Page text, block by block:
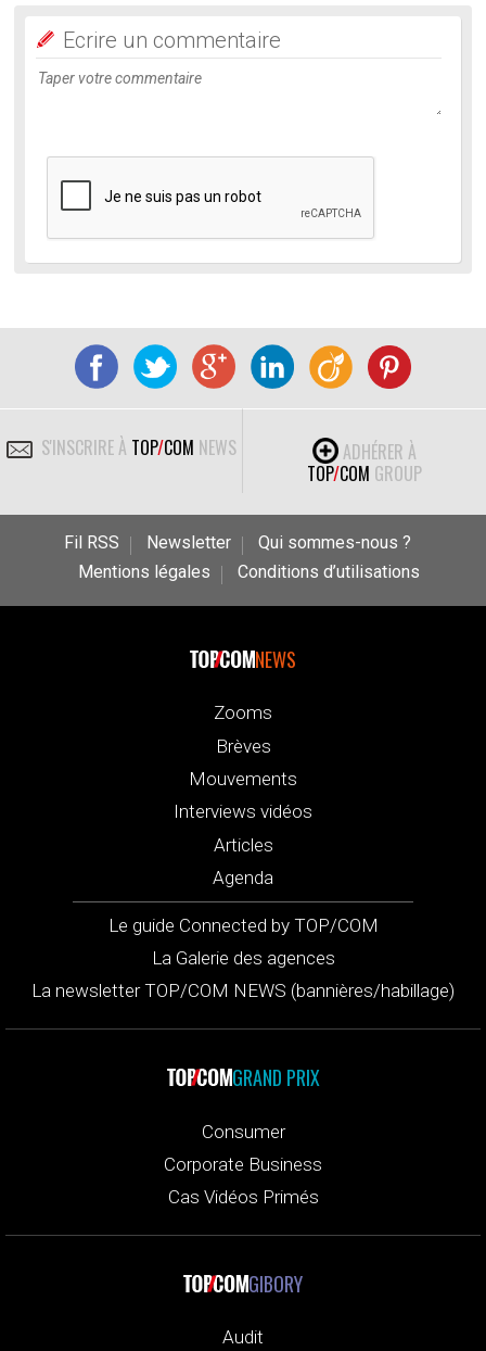
Ecrire un commentaire
S'INSCRIRE À TOP/COM NEWS
ADHÉRER À
TOP/COM GROUP
Fil RSS Newsletter
Qui sommes-nous ?
Mentions légales
Conditions d’utilisations
NEWS
Zooms
Brèves
Mouvements
Interviews vidéos
Articles
Agenda
Le guide Connected by TOP/COM
La Galerie des agences
La newsletter TOP/COM NEWS (bannières/habillage)
GRAND PRIX
Consumer
Corporate Business
Cas Vidéos Primés
GIBORY
Audit